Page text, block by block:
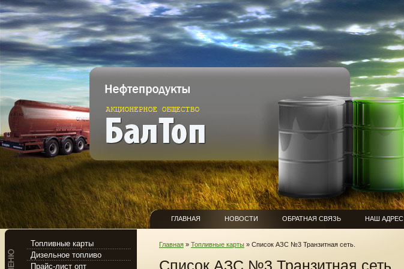
ГЛАВНАЯ НОВОСТИ ОБРАТНАЯ СВЯЗЬ НАШ АДРЕС
Главная » Топливные карты » Список АЗС №3 Транзитная сеть.
Список АЗС №3 Транзитная сеть.
Топливные карты
Дизельное топливо
Прайс-лист опт